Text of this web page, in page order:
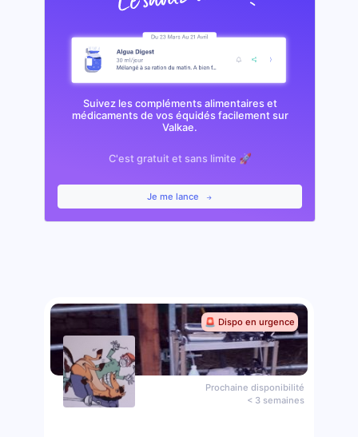
Suivez les compléments alimentaires et
médicaments de vos équidés facilement sur
Valkae.
C'est gratuit et sans limite 🚀
Je me lance
🚨 Dispo en urgence
Prochaine disponibilité
< 3 semaines